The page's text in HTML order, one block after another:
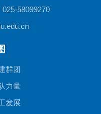
58099270
群团
力量
发展